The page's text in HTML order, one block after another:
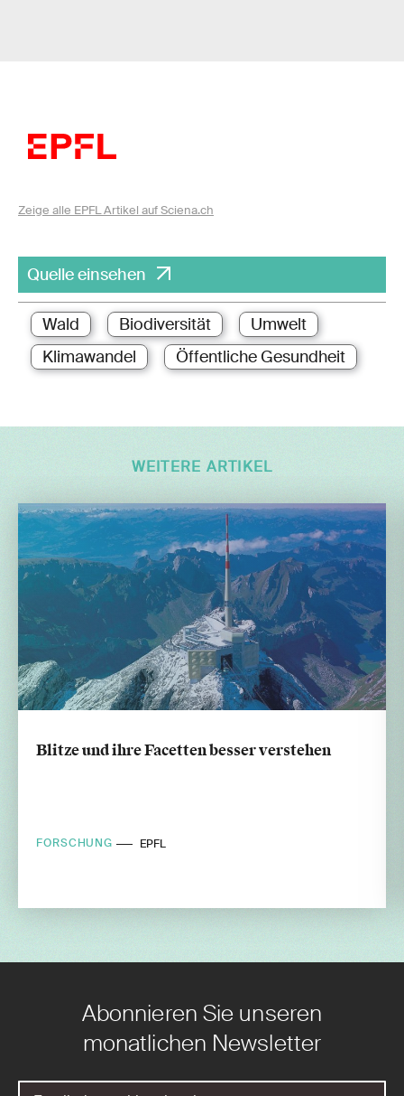
Zeige alle EPFL Artikel auf Sciena.ch
Quelle einsehen
Wald Biodiversität
Umwelt
Klimawandel
Öffentliche Gesundheit
WEITERE ARTIKEL
Blitze und ihre Facetten besser verstehen
FORSCHUNG EPFL
Abonnieren Sie unseren
monatlichen Newsletter